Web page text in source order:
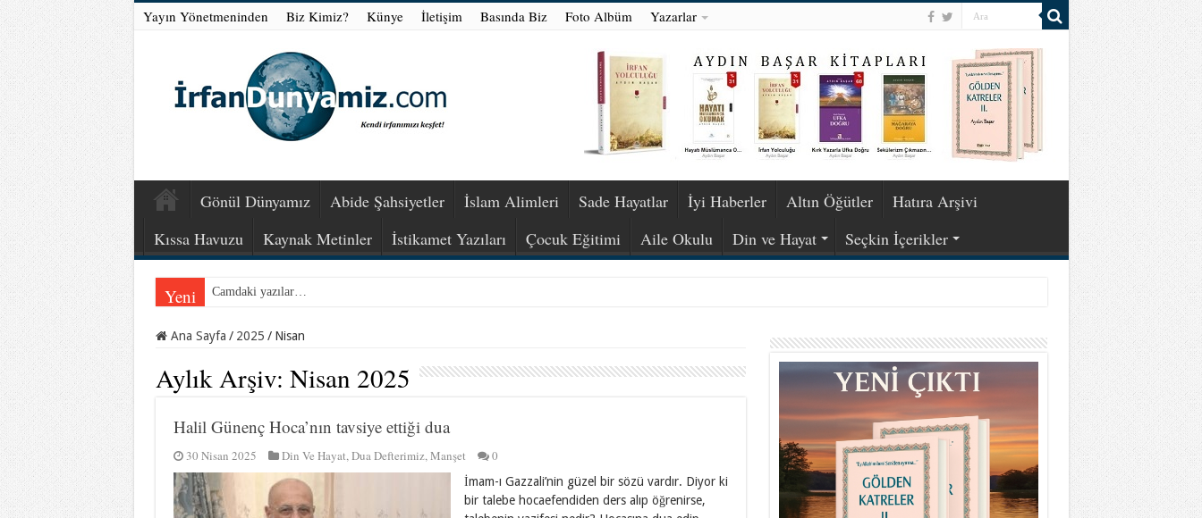
Yayın Yönetmeninden Biz Kimiz? Künye İletişim Basında Biz Foto Albüm Yazarlar
Gönül Dünyamız Abide Şahsiyetler İslam Alimleri Sade Hayatlar İyi Haberler Altın Öğütler
Hatıra Arşivi
Kıssa Havuzu
Kaynak Metinler İstikamet Yazıları Çocuk Eğitimi Aile Okulu Din ve Hayat Seçkin İçerikler
Yeni Camdaki yazılar…
Ana Sayfa / 2025 / Nisan
Aylık Arşiv: Nisan 2025
Halil Günenç Hoca’nın tavsiye ettiği dua
30 Nisan 2025 Din Ve Hayat,Dua Defterimiz,Manşet 0
İmam-ı Gazzali’nin güzel bir sözü vardır. Diyor ki
bir talebe hocaefendiden ders alıp öğrenirse,